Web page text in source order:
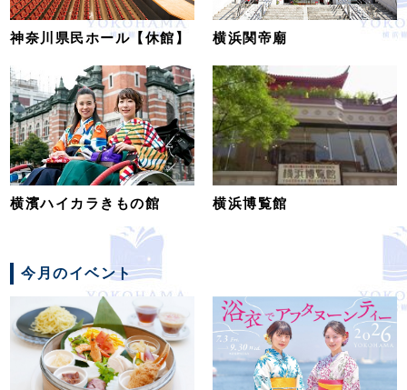
神奈川県民ホール【休館】 横浜関帝廟
横濱ハイカラきもの館 横浜博覧館
今月のイベント